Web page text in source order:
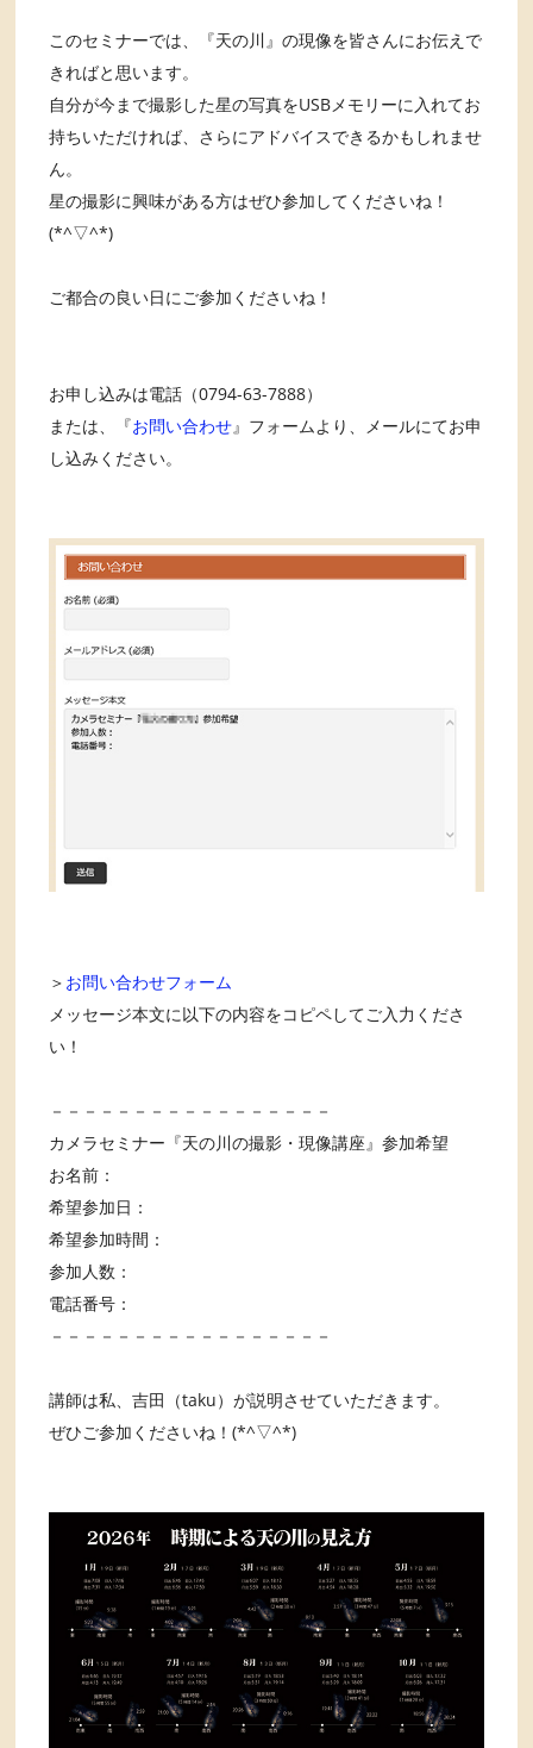
このセミナーでは、『天の川』の現像を皆さんにお伝えで
きればと思います。
自分が今まで撮影した星の写真をUSBメモリーに入れてお
持ちいただければ、さらにアドバイスできるかもしれませ
ん。
星の撮影に興味がある方はぜひ参加してくださいね！
(*^▽^*)
ご都合の良い日にご参加くださいね！
お申し込みは電話（0794-63-7888）
または、『お問い合わせ』フォームより、メールにてお申
し込みください。
＞ お問い合わせフォーム
メッセージ本文に以下の内容をコピペしてご入力くださ
い！
－－－－－－－－－－－－－－－－－
カメラセミナー『天の川の撮影・現像講座』参加希望
お名前：
希望参加日：
希望参加時間：
参加人数：
電話番号：
－－－－－－－－－－－－－－－－－
講師は私、吉田（taku）が説明させていただきます。
ぜひご参加くださいね！(*^▽^*)